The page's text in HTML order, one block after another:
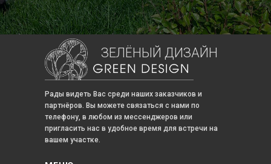
Рады видеть Вас среди наших заказчиков и
партнёров. Вы можете связаться с нами по
телефону, в любом из мессенджеров или
пригласить нас в удобное время для встречи на
вашем участке.
ЗЕЛЁНЫЙ ДИЗАЙН